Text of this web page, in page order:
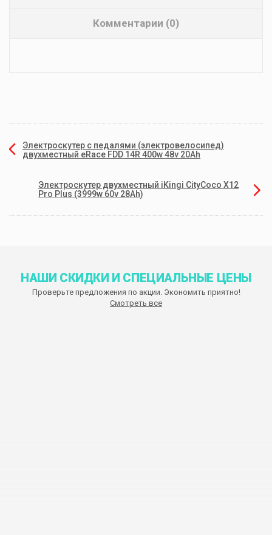
Комментарии (0)
Электроскутер с педалями (электровелосипед)
двухместный eRace FDD 14R 400w 48v 20Ah
Электроскутер двухместный iKingi CityCoco X12
Pro Plus (3999w 60v 28Ah)
НАШИ СКИДКИ И СПЕЦИАЛЬНЫЕ ЦЕНЫ
Проверьте предложения по акции. Экономить приятно!
Смотреть все